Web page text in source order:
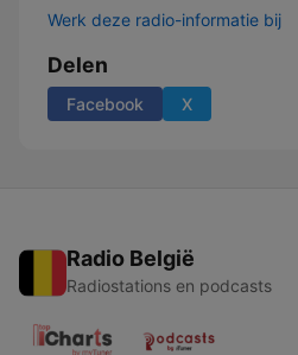
Werk deze radio-informatie bij
Delen
Facebook X
Radio België
Radiostations en podcasts